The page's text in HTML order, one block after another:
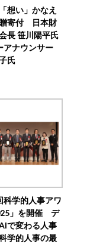
想い」かなえ
寄付 日本財
長 笹川陽平氏
アナウンサー
氏
科学的人事アワ
」を開催 デ
で変わる人事
学的人事の最